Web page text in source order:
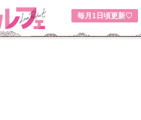
毎月1日頃更新♡